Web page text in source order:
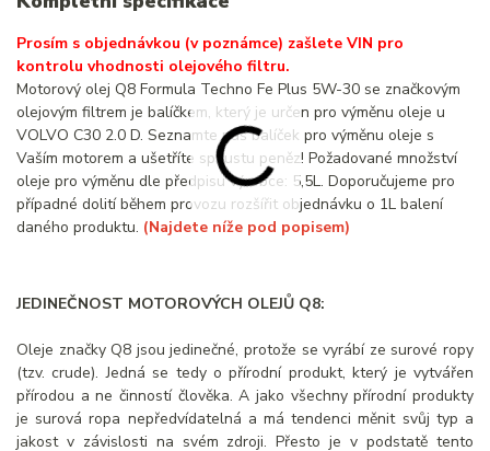
Prosím s objednávkou (v poznámce) zašlete VIN pro
kontrolu vhodnosti olejového filtru.
Motorový olej Q8 Formula Techno Fe Plus 5W-30 se značkovým
olejovým filtrem je balíčkem, který je určen pro výměnu oleje u
VOLVO C30 2.0 D. Seznamte náš balíček pro výměnu oleje s
Vaším motorem a ušetříte spoustu peněz! Požadované množství
oleje pro výměnu dle předpisu výrobce: 5,5L. Doporučujeme pro
případné dolití během provozu rozšířit objednávku o 1L balení
daného produktu. (Najdete níže pod popisem)
JEDINEČNOST MOTOROVÝCH OLEJŮ Q8:
Oleje značky Q8 jsou jedinečné, protože se vyrábí ze surové ropy
(tzv. crude). Jedná se tedy o přírodní produkt, který je vytvářen
přírodou a ne činností člověka. A jako všechny přírodní produkty
je surová ropa nepředvídatelná a má tendenci měnit svůj typ a
jakost v závislosti na svém zdroji. Přesto je v podstatě tento